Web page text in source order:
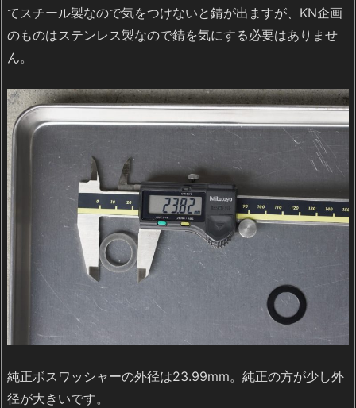
てスチール製なので気をつけないと錆が出ますが、KN企画
のものはステンレス製なので錆を気にする必要はありませ
ん。
純正ボスワッシャーの外径は23.99mm。純正の方が少し外
径が大きいです。